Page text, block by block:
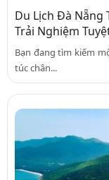
Du Lịch Đà Nẵng
Trải Nghiệm
Bạn đang tìm kiếm
túc chân...